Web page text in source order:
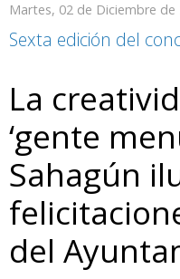
Martes, 02 de Diciembre de
Sexta edición del
La
‘gente
Sahagún
del